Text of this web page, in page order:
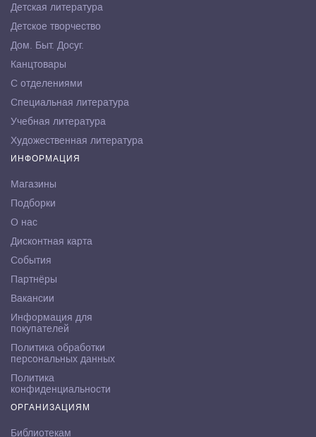
Детская литература
Детское творчество
Дом. Быт. Досуг.
Канцтовары
С отделениями
Специальная литература
Учебная литература
Художественная литература
ИНФОРМАЦИЯ
Магазины
Подборки
О нас
Дисконтная карта
События
Партнёры
Вакансии
Информация для
покупателей
Политика обработки
персональных данных
Политика
конфиденциальности
ОРГАНИЗАЦИЯМ
Библиотекам